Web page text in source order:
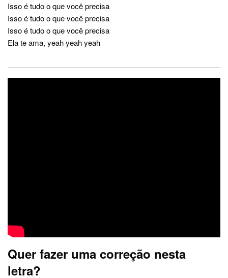
Isso é tudo o que você precisa
Isso é tudo o que você precisa
Isso é tudo o que você precisa
Ela te ama, yeah yeah yeah
Quer fazer uma correção nesta
letra?